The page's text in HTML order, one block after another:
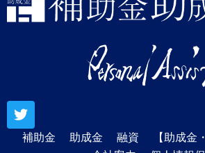
補助金 助成金 融資
【助成金